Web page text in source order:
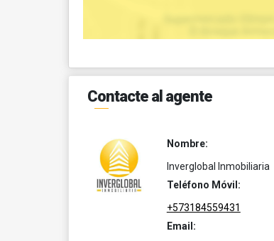
Contacte al agente
Nombre:
Inverglobal Inmobiliaria
Teléfono Móvil:
+573184559431
Email: